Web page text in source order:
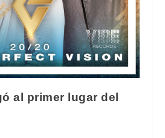
al primer lugar del